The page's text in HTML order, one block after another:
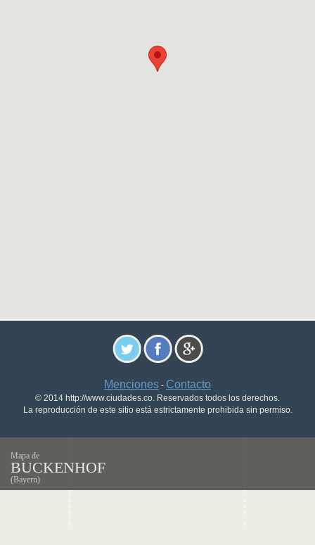
Menciones - Contacto
© 2014 http://www.ciudades.co. Reservados todos los derechos.
La reproducción de este sitio está estrictamente prohibida sin permiso.
Mapa de
BUCKENHOF
(Bayern)